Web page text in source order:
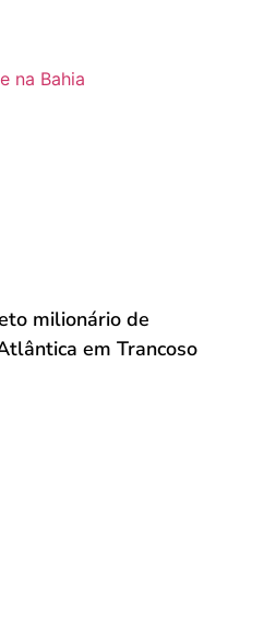
milionário de
em Trancoso